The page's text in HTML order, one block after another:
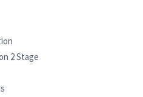
2 Stage